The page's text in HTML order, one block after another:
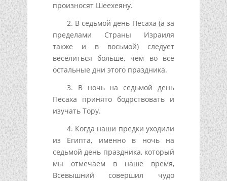
произносят Шеехеяну.
2. В седьмой день Песаха (а за
пределами Страны Израиля
также и в восьмой) следует
веселиться больше, чем во все
остальные дни этого праздника.
3. В ночь на седьмой день
Песаха принято бодрствовать и
изучать Тору.
4. Когда наши предки уходили
из Египта, именно в ночь на
седьмой день праздника, который
мы отмечаем в наше время,
Всевышний совершил чудо